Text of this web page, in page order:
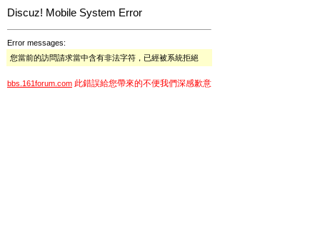
Discuz! Mobile System Error
Error messages:
您當前的訪問請求當中含有非法字符，已經被系統拒絕
bbs.161forum.com 此錯誤給您帶來的不便我們深感歉意